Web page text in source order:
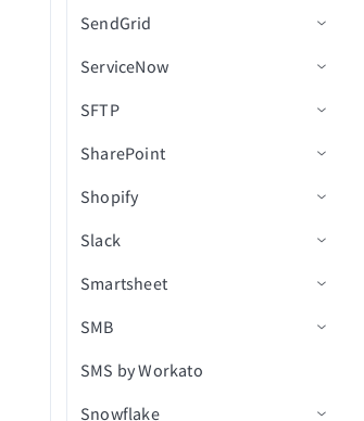
コードを検索（バッチ）
送信してフローインスタン
信
出力付きでジョブを送信
インターフェースデータを
更新
レコードを更新（バッチ）
UCMにアップロード
デプロイメント承認済み
デプロイメント完了
デプロイメント失敗
デプロイメント拒否
デプロイメントをレビュー
用に再オープン
レビュー用に送信された新
レシピを停止
新規請求書
新規項目
新規プロジェクト
新規プロジェクトタスク
新規/更新済みAP請求書
新規/更新済みAP支払い
新規/更新済み連絡先
新規/更新済みGLアカウント
新規/更新済み項目
バルク操作
オブジェクト関係
リアルタイムトリガー
SalesforceコネクターFAQ
SOQL
SOQL FAQ
Salesforceをデータベースと同
新しい経費レポート
新規/更新済み経費レポート
新規/更新済み請求書
新規/更新済みユーザー
リスト項目を作成
ユーザーを作成
ユーザーを作成（batch）
ベンダーを作成（batch）
リスト項目を削除
すべての参加者タイプを取
すべての経費グループ設定
を取得（batch）
Concur API移行ガイド
IDocsを設定
統合ユーザーを作成
IDoc権限
SAP向けOPAを設定
Workato SAPコネクターを設
Basic認証設定
クライアント証明書認証設定
OAuth2セットアップ
OAuth BTPセットアップ
アクションとトリガー
コネクション設定
ナビゲーションフィールドの
ガー
SendGrid
コネクション設定
アクション
メールを送信
トラブルシューティング
403 Forbiddenエラー
ServiceNow
コネクション設定
トリガー
新規レコード
新規/更新済みレコード
新規または新規/更新済みレ
アクション
レコードの検索
レコード作成アクション
SFTP
コネクション設定
トリガー
新規/更新済みファイル
新規/更新済みCSVファイル
アクション
ファイルの権限を変更
ファイルを削除
フォルダを削除
トラブルシューティング
SharePoint
コネクション設定
トリガー
削除済みファイルまたはフ
行
アクション
ファイルをコピー
ライブラリにフォルダを作
SharePoint FAQ
トラブルシューティング
SharePointコネクションの
Shopify
コネクション設定
トリガー
新規注文
新規製品
アクション
オブジェクトにメタフィー
Slack
コネクション設定
Slack vs Workbot
メッセージボタン
メッセージスレッド
Smartsheet
コネクション設定
トリガー
シート内の新規または更新
アクション
SMB
コネクション設定
トリガー
SMS by Workato
Snowflake